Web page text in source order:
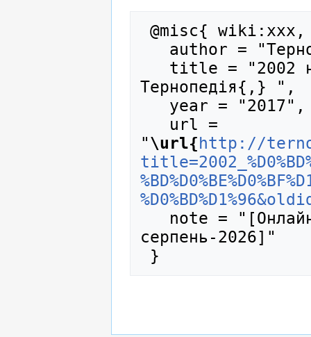
Тернопедія{,} ",
"\url{http://
серпень-2026]"